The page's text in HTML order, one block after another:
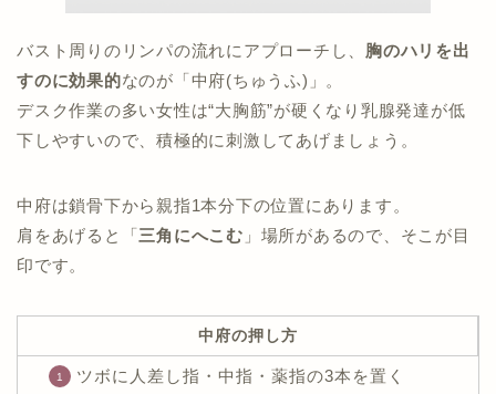
バスト周りのリンパの流れにアプローチし、 胸のハリを出
すのに効果的なのが「中府(ちゅうふ)」。
デスク作業の多い女性は“大胸筋”が硬くなり乳腺発達が低
下しやすいので、積極的に刺激してあげましょう。
中府は鎖骨下から親指1本分下の位置にあります。
肩をあげると「三角にへこむ 」場所があるので、そこが目
印です。
中府の押し方
ツボに人差し指・中指・薬指の3本を置く